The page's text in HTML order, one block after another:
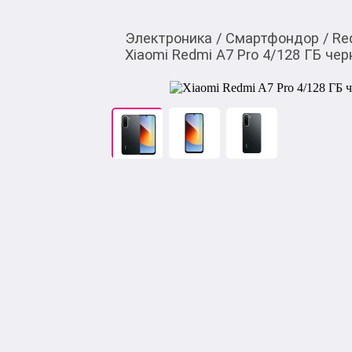
Электроника / Смартфондор /
Xiaomi Redmi A7 Pro 4/128 ГБ